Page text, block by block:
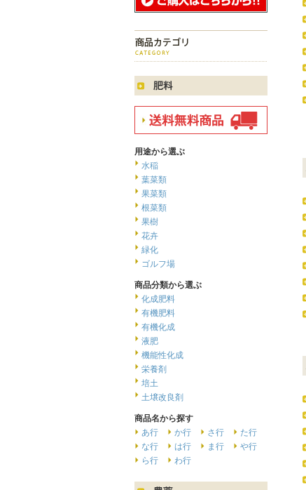
用途から選ぶ
水稲
葉菜類
果菜類
根菜類
果樹
花卉
緑化
ゴルフ場
商品分類から選ぶ
化成肥料
有機肥料
有機化成
液肥
機能性化成
栄養剤
培土
土壌改良剤
商品名から探す
あ行
か行 さ行
た行
な行
は行 ま行
や行
ら行
わ行